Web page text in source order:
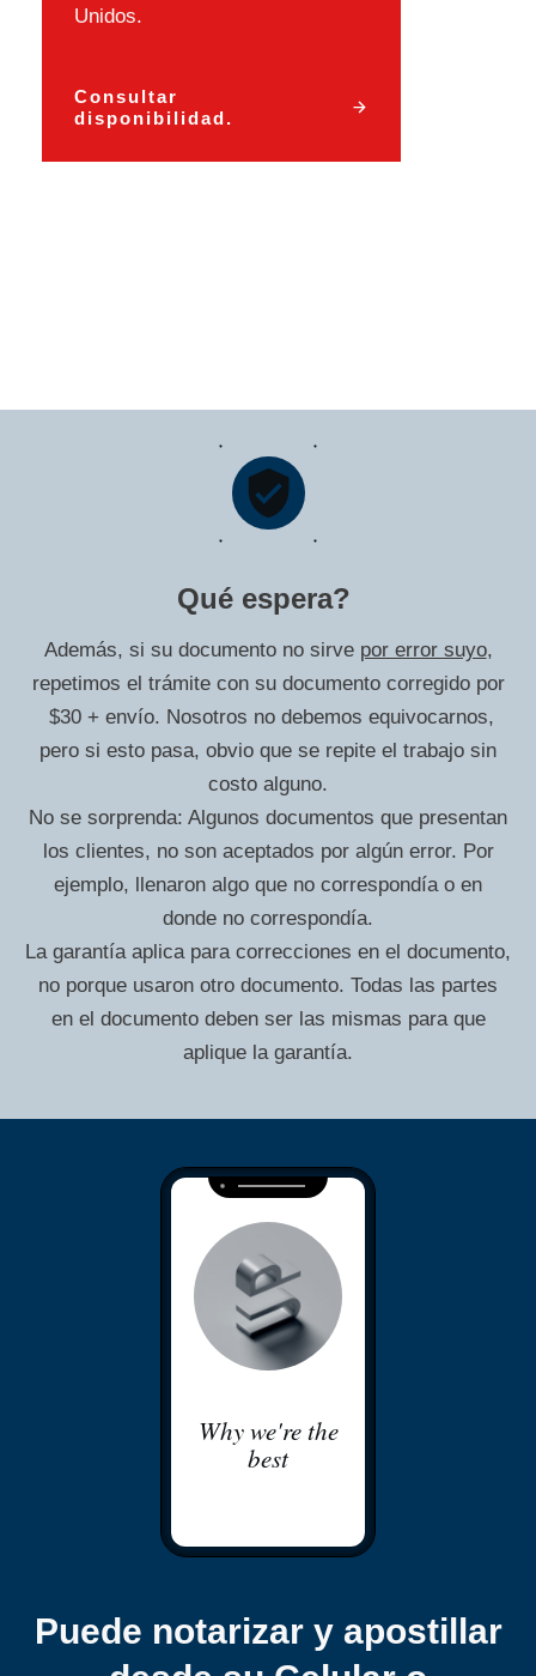
Unidos.
Consultar
disponibilidad.
Qué espera?
Además, si su documento no sirve por error suyo,
repetimos el trámite con su documento corregido por
$30 + envío. Nosotros no debemos equivocarnos,
pero si esto pasa, obvio que se repite el trabajo sin
costo alguno.
No se sorprenda: Algunos documentos que presentan
los clientes, no son aceptados por algún error. Por
ejemplo, llenaron algo que no correspondía o en
donde no correspondía.
La garantía aplica para correcciones en el documento,
no porque usaron otro documento. Todas las partes
en el documento deben ser las mismas para que
aplique la garantía.
Why we're the
best
Puede notarizar y apostillar